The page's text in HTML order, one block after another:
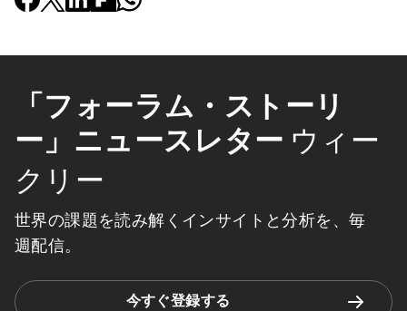
「フォーラム・ストーリ
ー」ニュースレター ウィー
クリー
世界の課題を読み解くインサイトと分析を、毎
週配信。
今すぐ登録する